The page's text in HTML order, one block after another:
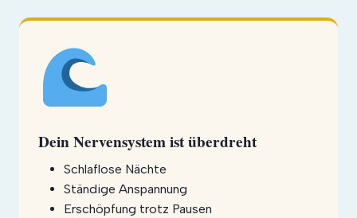
Dein Nervensystem ist überdreht
Schlaflose Nächte
Ständige Anspannung
Erschöpfung trotz Pausen